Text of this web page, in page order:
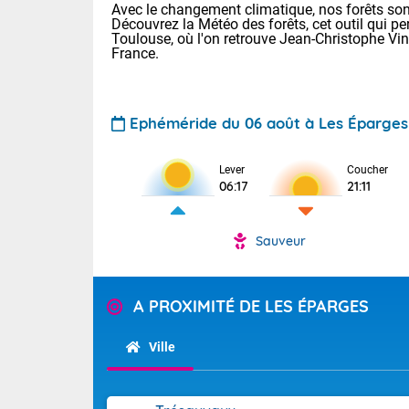
Pour la
Tendance
Avec le changement climatique, nos forêts
Découvrez la Météo des forêts, cet outil qui
Toulouse, où l'on retrouve Jean-Christophe
France.
Ephéméride du 06 août à Les Éparges
Lever
06:17
Coucher
21:11
Sauveur
A PROXIMITÉ DE LES ÉPARGES
Ville
Voici les
22/13 Paris :
Clermont-
Limoges :
Lille : 24/12
Calme,
territoire. On